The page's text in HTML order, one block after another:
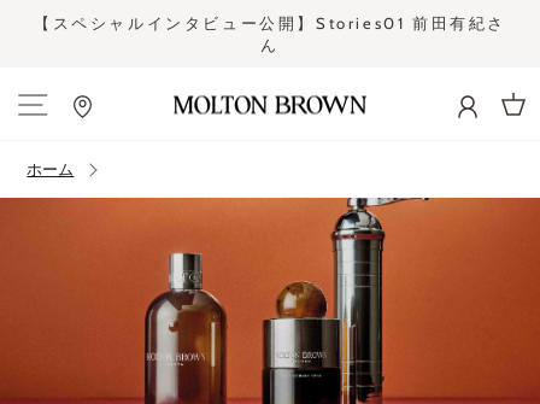
ッ
イ
ー
る
【スペシャルインタビュー公開】Stories01 前田有紀さ
ん
ホーム